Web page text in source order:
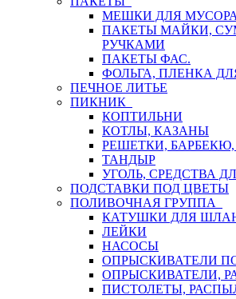
МЕШКИ ДЛЯ МУСОРА
ПАКЕТЫ МАЙКИ,
РУЧКАМИ
ПАКЕТЫ ФАС.
ФОЛЬГА, ПЛЕНКА
ПЕЧНОЕ ЛИТЬЕ
ПИКНИК
КОПТИЛЬНИ
КОТЛЫ, КАЗАНЫ
РЕШЕТКИ,
ТАНДЫР
УГОЛЬ, СРЕДСТВА
ПОДСТАВКИ ПОД ЦВЕТЫ
ПОЛИВОЧНАЯ ГРУППА
КАТУШКИ ДЛЯ
ЛЕЙКИ
НАСОСЫ
ОПРЫСКИВАТЕЛИ
ОПРЫСКИВАТЕЛИ,
ПИСТОЛЕТЫ,